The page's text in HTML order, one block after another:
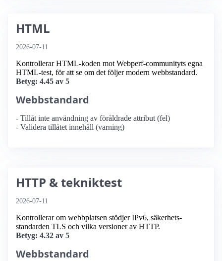
HTML
2026-07-11
Kontrollerar HTML-koden mot Webperf-communityts egna
HTML-test, för att se om det följer modern webbstandard.
Betyg: 4.45 av 5
Webbstandard
- Tillåt inte användning av föråldrade attribut (fel)
- Validera tillåtet innehåll (varning)
HTTP & tekniktest
2026-07-11
Kontrollerar om webbplatsen stödjer IPv6, säkerhets­
standarden TLS och vilka versioner av HTTP.
Betyg: 4.32 av 5
Webbstandard